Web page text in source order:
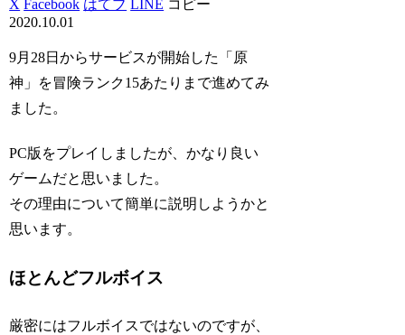
X Facebook はてブ LINE コピー
2020.10.01
9月28日からサービスが開始した「原
神」を冒険ランク15あたりまで進めてみ
ました。
PC版をプレイしましたが、かなり良い
ゲームだと思いました。
その理由について簡単に説明しようかと
思います。
ほとんどフルボイス
厳密にはフルボイスではないのですが、